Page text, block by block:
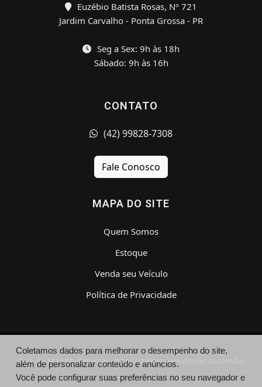
Euzébio Batista Rosas, Nº 721
Jardim Carvalho - Ponta Grossa - PR
Seg a Sex: 9h às 18h
Sábado: 9h às 16h
CONTATO
(42) 99828-7308
Fale Conosco
MAPA DO SITE
Quem Somos
Estoque
Venda seu Veículo
Política de Privacidade
© Clube Mais Multimarcas - http://clubemaismultimarcas.com.br/
Coletamos dados para melhorar o desempenho do site,
além de personalizar conteúdo e anúncios.
Você pode configurar suas preferências no seu navegador e